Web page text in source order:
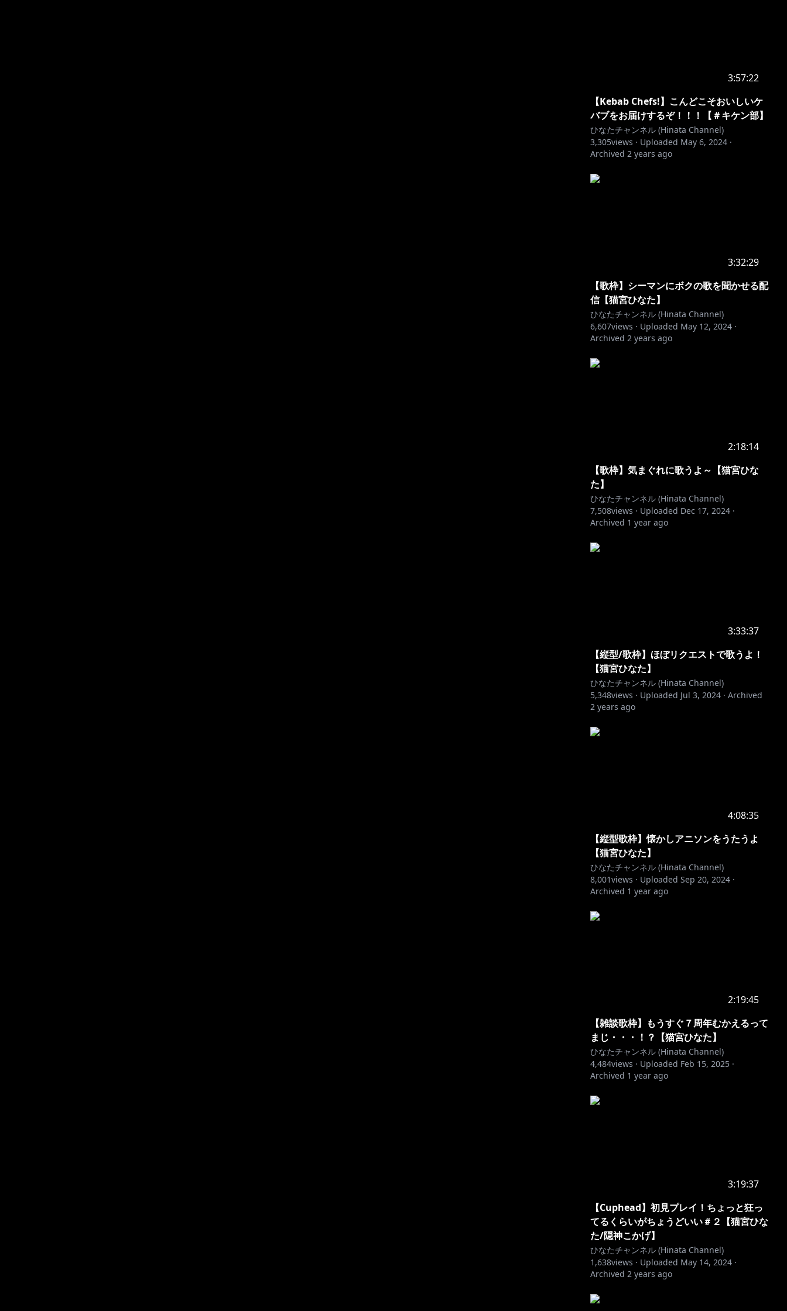
3:57:22
【Kebab Chefs!】こんどこそおいしいケ
バブをお届けするぞ！！！【＃キケン部】
ひなたチャンネル (Hinata Channel)
3,305views · Uploaded May 6, 2024 ·
Archived 2 years ago
3:32:29
【歌枠】シーマンにボクの歌を聞かせる配
信【猫宮ひなた】
ひなたチャンネル (Hinata Channel)
6,607views · Uploaded May 12, 2024 ·
Archived 2 years ago
2:18:14
【歌枠】気まぐれに歌うよ～【猫宮ひな
た】
ひなたチャンネル (Hinata Channel)
7,508views · Uploaded Dec 17, 2024 ·
Archived 1 year ago
3:33:37
【縦型/歌枠】ほぼリクエストで歌うよ！
【猫宮ひなた】
ひなたチャンネル (Hinata Channel)
5,348views · Uploaded Jul 3, 2024 · Archived
2 years ago
4:08:35
【縦型歌枠】懐かしアニソンをうたうよ
【猫宮ひなた】
ひなたチャンネル (Hinata Channel)
8,001views · Uploaded Sep 20, 2024 ·
Archived 1 year ago
2:19:45
【雑談歌枠】もうすぐ７周年むかえるって
まじ・・・！？【猫宮ひなた】
ひなたチャンネル (Hinata Channel)
4,484views · Uploaded Feb 15, 2025 ·
Archived 1 year ago
3:19:37
【Cuphead】初見プレイ！ちょっと狂っ
てるくらいがちょうどいい＃２【猫宮ひな
た/隠神こかげ】
ひなたチャンネル (Hinata Channel)
1,638views · Uploaded May 14, 2024 ·
Archived 2 years ago